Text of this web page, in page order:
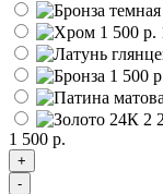
1 500 р.
+
-